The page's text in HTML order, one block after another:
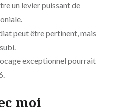
un levier puissant de
peut être pertinent, mais
exceptionnel pourrait
moi